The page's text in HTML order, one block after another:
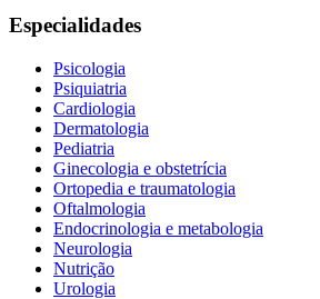
Especialidades
Psicologia
Psiquiatria
Cardiologia
Dermatologia
Pediatria
Ginecologia e obstetrícia
Ortopedia e traumatologia
Oftalmologia
Endocrinologia e metabologia
Neurologia
Nutrição
Urologia